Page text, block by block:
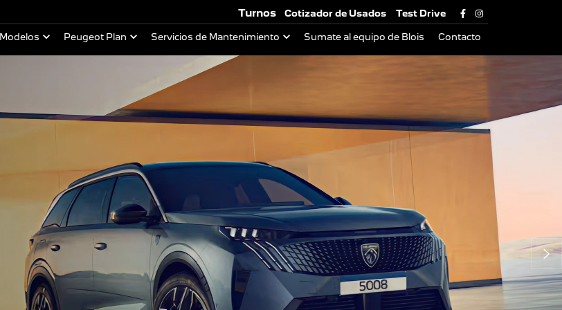
Turnos Cotizador de Usados Test Drive
Modelos Peugeot Plan Servicios de Mantenimiento Sumate al equipo de Blois Contacto